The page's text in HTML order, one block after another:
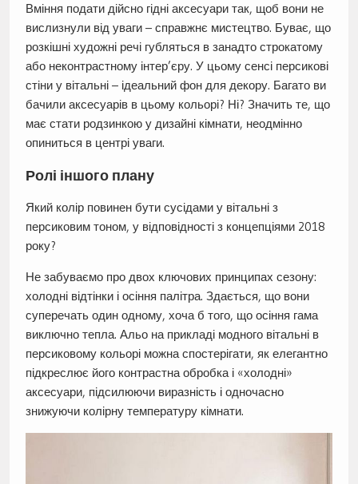
Вміння подати дійсно гідні аксесуари так, щоб вони не
вислизнули від уваги – справжнє мистецтво. Буває, що
розкішні художні речі губляться в занадто строкатому
або неконтрастному інтер’єру. У цьому сенсі персикові
стіни у вітальні – ідеальний фон для декору. Багато ви
бачили аксесуарів в цьому кольорі? Ні? Значить те, що
має стати родзинкою у дизайні кімнати, неодмінно
опиниться в центрі уваги.
Ролі іншого плану
Який колір повинен бути сусідами у вітальні з
персиковим тоном, у відповідності з концепціями 2018
року?
Не забуваємо про двох ключових принципах сезону:
холодні відтінки і осіння палітра. Здається, що вони
суперечать один одному, хоча б того, що осіння гама
виключно тепла. Альо на прикладі модного вітальні в
персиковому кольорі можна спостерігати, як елегантно
підкреслює його контрастна обробка і «холодні»
аксесуари, підсилюючи виразність і одночасно
знижуючи колірну температуру кімнати.